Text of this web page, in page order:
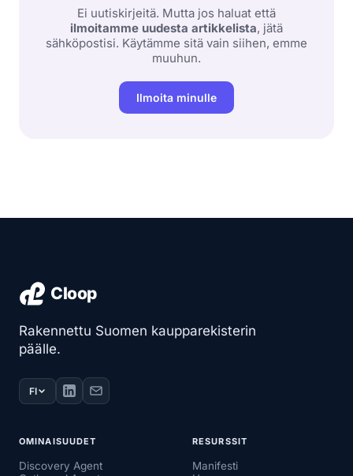
Ei uutiskirjeitä. Mutta jos haluat että
ilmoitamme uudesta artikkelista, jätä
sähköpostisi. Käytämme sitä vain siihen, emme
muuhun.
Ilmoita minulle
Rakennettu Suomen kaupparekisterin
päälle.
FI
OMINAISUUDET
Discovery Agent
RESURSSIT
Manifesti